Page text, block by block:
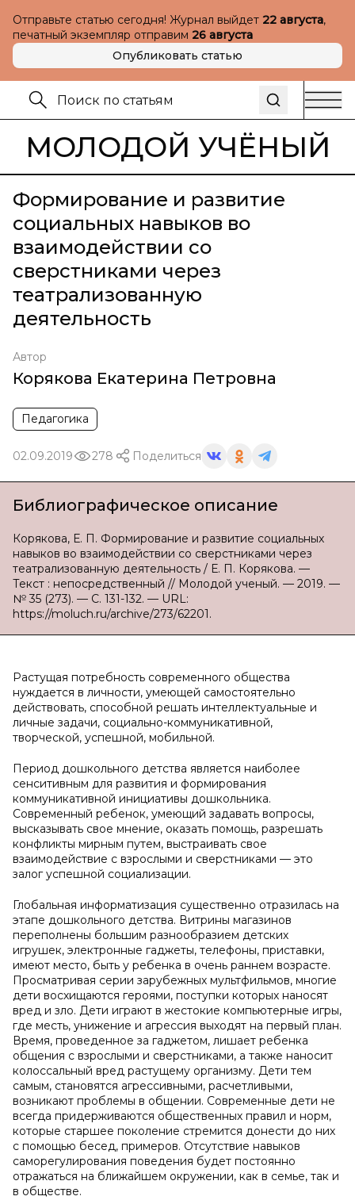
Отправьте статью сегодня! Журнал выйдет 22 августа,
печатный экземпляр отправим 26 августа
Опубликовать статью
МОЛОДОЙ УЧЁНЫЙ
Формирование и развитие
социальных навыков во
взаимодействии со
сверстниками через
театрализованную
деятельность
Автор
Корякова Екатерина Петровна
Педагогика
02.09.2019 278 Поделиться
Библиографическое описание
Корякова, Е. П. Формирование и развитие социальных
навыков во взаимодействии со сверстниками через
театрализованную деятельность / Е. П. Корякова. —
Текст : непосредственный // Молодой ученый. — 2019. —
№ 35 (273). — С. 131-132. — URL:
https://moluch.ru/archive/273/62201.
Растущая потребность современного общества
нуждается в личности, умеющей самостоятельно
действовать, способной решать интеллектуальные и
личные задачи, социально-коммуникативной,
творческой, успешной, мобильной.
Период дошкольного детства является наиболее
сенситивным для развития и формирования
коммуникативной инициативы дошкольника.
Современный ребенок, умеющий задавать вопросы,
высказывать свое мнение, оказать помощь, разрешать
конфликты мирным путем, выстраивать свое
взаимодействие с взрослыми и сверстниками — это
залог успешной социализации.
Глобальная информатизация существенно отразилась на
этапе дошкольного детства. Витрины магазинов
переполнены большим разнообразием детских
игрушек, электронные гаджеты, телефоны, приставки,
имеют место, быть у ребенка в очень раннем возрасте.
Просматривая серии зарубежных мультфильмов, многие
дети восхищаются героями, поступки которых наносят
вред и зло. Дети играют в жестокие компьютерные игры,
где месть, унижение и агрессия выходят на первый план.
Время, проведенное за гаджетом, лишает ребенка
общения с взрослыми и сверстниками, а также наносит
колоссальный вред растущему организму. Дети тем
самым, становятся агрессивными, расчетливыми,
возникают проблемы в общении. Современные дети не
всегда придерживаются общественных правил и норм,
которые старшее поколение стремится донести до них
с помощью бесед, примеров. Отсутствие навыков
саморегулирования поведения будет постоянно
отражаться на ближайшем окружении, как в семье, так и
в обществе.